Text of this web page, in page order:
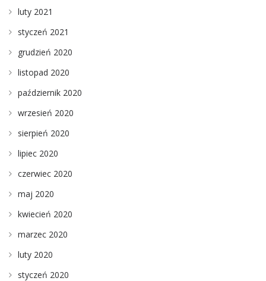
luty 2021
styczeń 2021
grudzień 2020
listopad 2020
październik 2020
wrzesień 2020
sierpień 2020
lipiec 2020
czerwiec 2020
maj 2020
kwiecień 2020
marzec 2020
luty 2020
styczeń 2020